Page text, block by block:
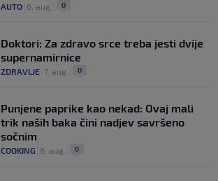
AUTO 6. aug. 0
Doktori: Za zdravo srce treba jesti dvije
supernamirnice
ZDRAVLJE 7. aug. 0
Punjene paprike kao nekad: Ovaj mali
trik naših baka čini nadjev savršeno
sočnim
COOKING 8. aug. 0